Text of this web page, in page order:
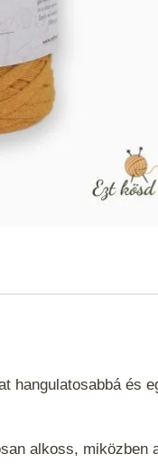
hangulatosabbá
alkoss,